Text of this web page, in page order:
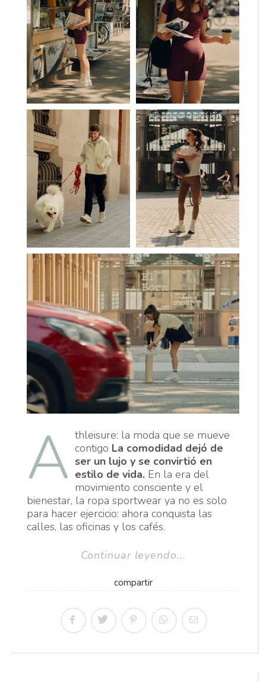
A thleisure: la moda que se mueve
contigo La comodidad dejó de
ser un lujo y se convirtió en
estilo de vida. En la era del
movimiento consciente y el
bienestar, la ropa sportwear ya no es solo
para hacer ejercicio: ahora conquista las
calles, las oficinas y los cafés.
Continuar leyendo...
compartir